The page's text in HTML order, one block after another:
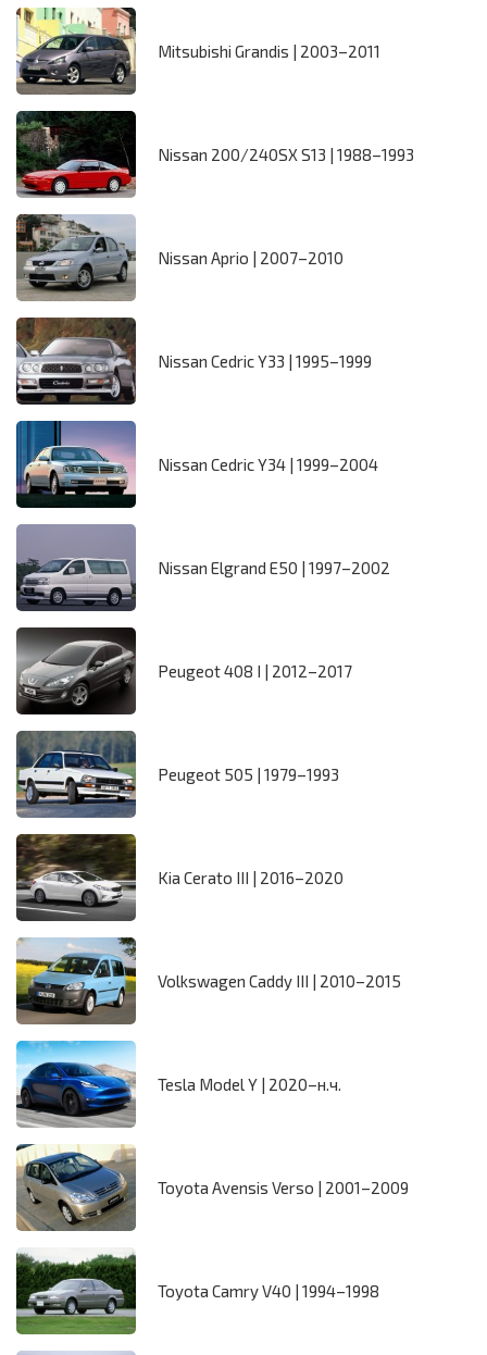
Mitsubishi Grandis | 2003–2011
Nissan 200/240SX S13 | 1988–1993
Nissan Aprio | 2007–2010
Nissan Cedric Y33 | 1995–1999
Nissan Cedric Y34 | 1999–2004
Nissan Elgrand E50 | 1997–2002
Peugeot 408 I | 2012–2017
Peugeot 505 | 1979–1993
Kia Cerato III | 2016–2020
Volkswagen Caddy III | 2010–2015
Tesla Model Y | 2020–н.ч.
Toyota Avensis Verso | 2001–2009
Toyota Camry V40 | 1994–1998